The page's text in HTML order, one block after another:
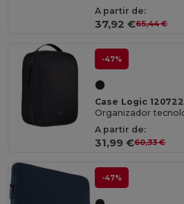
A partir de:
37,92 €65,44 €
-47%
Case Logic 120722
A partir de:
31,99 €60,33 €
-47%